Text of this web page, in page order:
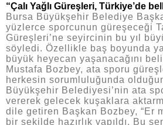
“Çalı Yağlı Güreşleri, Türkiye’de
Bursa Büyükşehir Belediye
yüzlerce sporcunun güreşeceği
Güreşleri’ne seyircinin bu yıl
söyledi. Özellikle baş boyunda
büyük heyecan yaşanacağını
Mustafa Bozbey, ata sporu
herkesin sorumluluğunda
Büyükşehir Belediyesi’nin ata
vererek gelecek kuşaklara
dile getiren Başkan Bozbey, “Er
bir şekilde hazırlık yapıldı. Bu